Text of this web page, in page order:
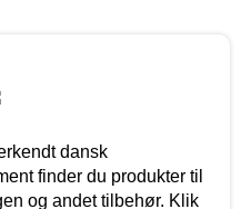
dansk
finder du produkter til
og andet tilbehør. Klik